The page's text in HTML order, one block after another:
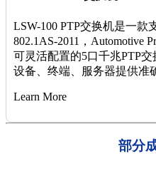
LSW-100 PTP交换机是一款
802.1AS-2011，Automotive
可灵活配置的5口千兆PTP
设备、终端、服务器提供准
Learn More
部分